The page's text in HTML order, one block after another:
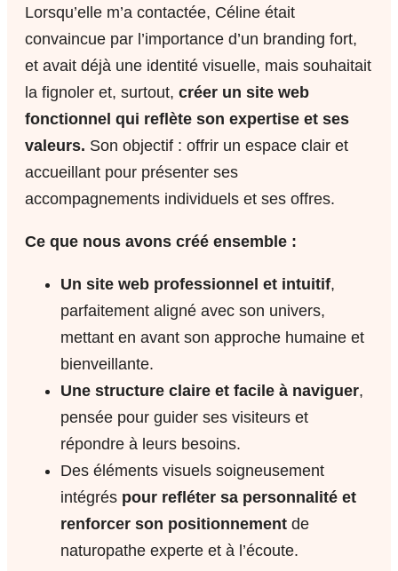
Lorsqu’elle m’a contactée, Céline était
convaincue par l’importance d’un branding fort,
et avait déjà une identité visuelle, mais souhaitait
la fignoler et, surtout, créer un site web
fonctionnel qui reflète son expertise et ses
valeurs. Son objectif : offrir un espace clair et
accueillant pour présenter ses
accompagnements individuels et ses offres.
Ce que nous avons créé ensemble :
Un site web professionnel et intuitif,
parfaitement aligné avec son univers,
mettant en avant son approche humaine et
bienveillante.
Une structure claire et facile à naviguer,
pensée pour guider ses visiteurs et
répondre à leurs besoins.
Des éléments visuels soigneusement
intégrés pour refléter sa personnalité et
renforcer son positionnement de
naturopathe experte et à l’écoute.